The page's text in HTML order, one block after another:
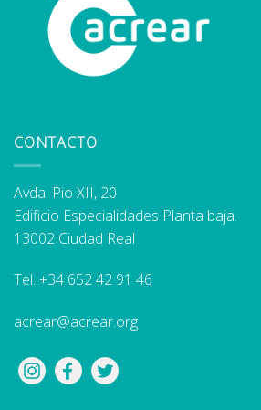
CONTACTO
Avda. Pio XII, 20
Edificio Especialidades Planta baja.
13002 Ciudad Real
Tel. +34 652 42 91 46
acrear@acrear.org